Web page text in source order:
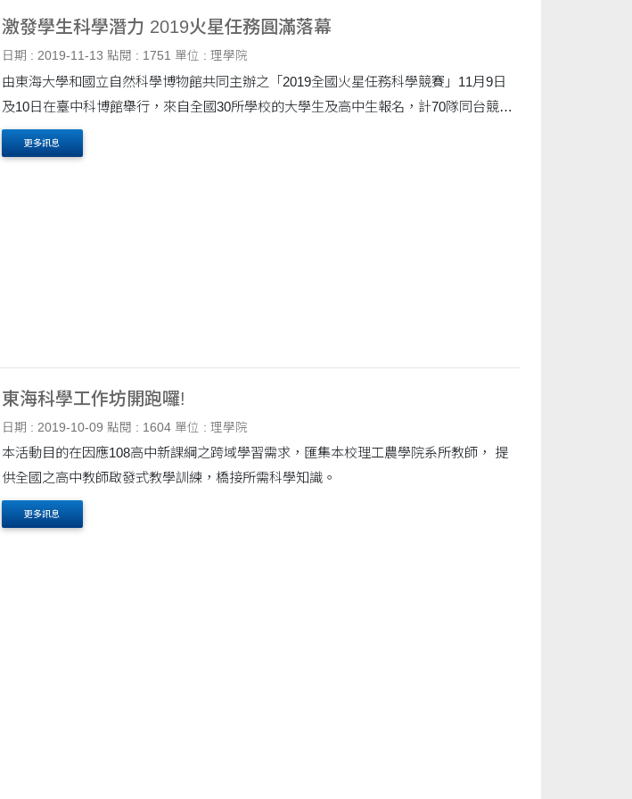
激發學生科學潛力 2019火星任務圓滿落幕
日期 : 2019-11-13 點閱 : 1751 單位 : 理學院
由東海大學和國立自然科學博物館共同主辦之「2019全國火星任務科學競賽」11月9日
及10日在臺中科博館舉行，來自全國30所學校的大學生及高中生報名，計70隊同台競
賽，一同腦力激盪與世界同步解決火星生存問題。 火星任務活....
更多訊息
東海科學工作坊開跑囉!
日期 : 2019-10-09 點閱 : 1604 單位 : 理學院
本活動目的在因應108高中新課綱之跨域學習需求，匯集本校理工農學院系所教師， 提
供全國之高中教師啟發式教學訓練，橋接所需科學知識。
更多訊息